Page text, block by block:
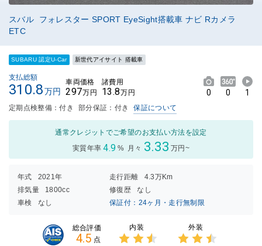
スバル フォレスター SPORT EyeSight搭載車 ナビ Rカメラ
ETC
SUBARU 認定U-Car 新世代アイサイト 搭載車
支払総額
310.8万円
車両価格
297万円
諸費用
13.8万円 0 0 1
定期点検整備：付き 部分保証：付き 保証について
通常クレジットでご希望のお支払い方法を設定
実質年率 4.9 % 月々 3.33 万円~
年式 2021年 走行距離
4.3万Km
排気量
1800cc 修復歴
なし
車検
なし 保証付：24ヶ月・走行無制限
総合評価
4.5 点
内装 外装